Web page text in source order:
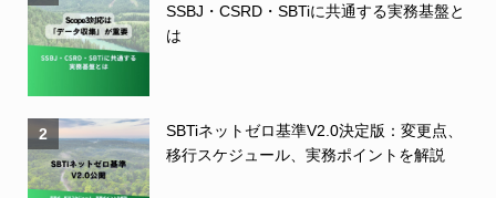
SSBJ・CSRD・SBTiに共通する実務基盤と
は
2
SBTiネットゼロ基準V2.0決定版：変更点、
移行スケジュール、実務ポイントを解説